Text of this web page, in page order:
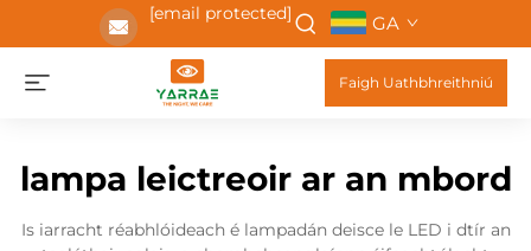
[email protected] GA
Faigh Uathbhreithniú
lampa leictreoir ar an mbord
Is iarracht réabhlóideach é lampadán deisce le LED i dtír an